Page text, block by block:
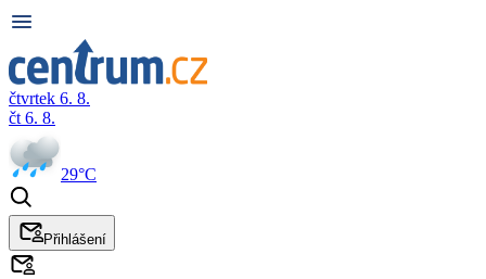
čtvrtek 6. 8.
čt 6. 8.
29°C
Přihlášení